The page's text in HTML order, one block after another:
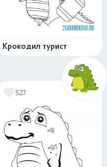
Крокодил турист
527